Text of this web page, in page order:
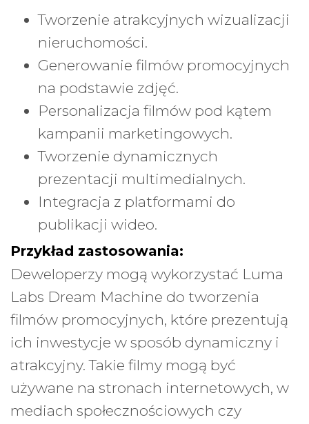
Tworzenie atrakcyjnych wizualizacji
nieruchomości.
Generowanie filmów promocyjnych
na podstawie zdjęć.
Personalizacja filmów pod kątem
kampanii marketingowych.
Tworzenie dynamicznych
prezentacji multimedialnych.
Integracja z platformami do
publikacji wideo.
Przykład zastosowania:
Deweloperzy mogą wykorzystać Luma
Labs Dream Machine do tworzenia
filmów promocyjnych, które prezentują
ich inwestycje w sposób dynamiczny i
atrakcyjny. Takie filmy mogą być
używane na stronach internetowych, w
mediach społecznościowych czy